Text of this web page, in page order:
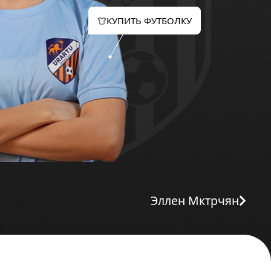
КУПИТЬ ФУТБОЛКУ
Эллен Мктрчян